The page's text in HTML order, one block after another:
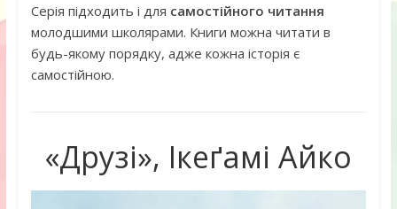
Серія підходить і для самостійного читання
молодшими школярами. Книги можна читати в
будь-якому порядку, адже кожна історія є
самостійною.
«Друзі», Ікеґамі Айко